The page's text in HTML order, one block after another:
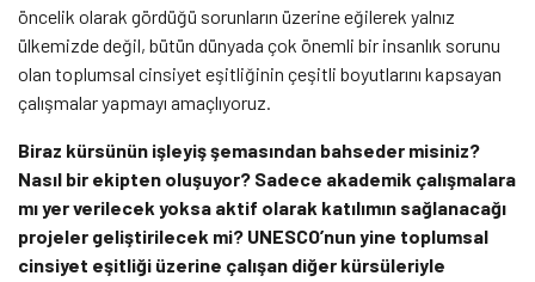
öncelik olarak gördüğü sorunların üzerine eğilerek yalnız
ülkemizde değil, bütün dünyada çok önemli bir insanlık sorunu
olan toplumsal cinsiyet eşitliğinin çeşitli boyutlarını kapsayan
çalışmalar yapmayı amaçlıyoruz.
Biraz kürsünün işleyiş şemasından bahseder misiniz?
Nasıl bir ekipten oluşuyor? Sadece akademik çalışmalara
mı yer verilecek yoksa aktif olarak katılımın sağlanacağı
projeler geliştirilecek mi? UNESCO’nun yine toplumsal
cinsiyet eşitliği üzerine çalışan diğer kürsüleriyle